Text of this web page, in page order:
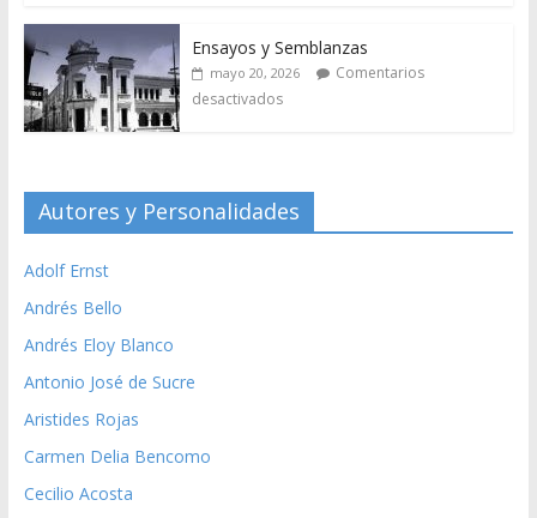
Ensayos y Semblanzas
mayo 20, 2026
Comentarios
desactivados
Autores y Personalidades
Adolf Ernst
Andrés Bello
Andrés Eloy Blanco
Antonio José de Sucre
Aristides Rojas
Carmen Delia Bencomo
Cecilio Acosta